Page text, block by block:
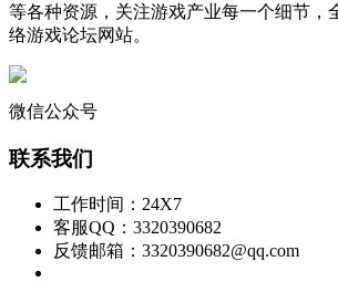
等各种资源，关注游戏产业每一个细节，
络游戏论坛网站。
微信公众号
联系我们
工作时间：24X7
客服QQ：3320390682
反馈邮箱：3320390682@qq.com